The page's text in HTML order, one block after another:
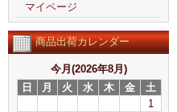
マイページ
商品出荷カレンダー
今月(2026年8月)
日
月 火 水 木 金
土
1